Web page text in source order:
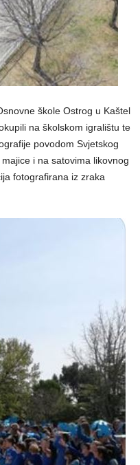
škole Ostrog u Kaštel
na školskom igralištu te
povodom Svjetskog
i na satovima likovnog
fotografirana iz zraka